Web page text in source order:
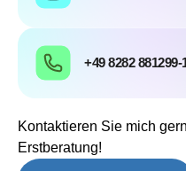
+49 8282 881299-
Kontaktieren Sie mich
Erstberatung!